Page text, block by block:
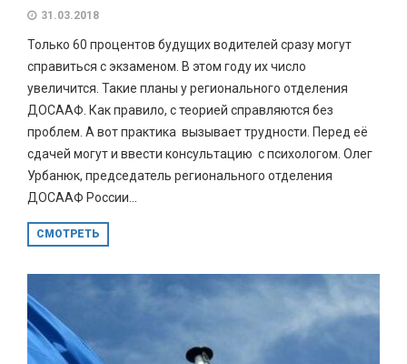
31.03.2018
Только 60 процентов будущих водителей сразу могут
справиться с экзаменом. В этом году их число
увеличится. Такие планы у регионального отделения
ДОСААФ. Как правило, с теорией справляются без
проблем. А вот практика вызывает трудности. Перед её
сдачей могут и ввести консультацию с психологом. Олег
Урбанюк, председатель регионального отделения
ДОСААФ России...
СМОТРЕТЬ